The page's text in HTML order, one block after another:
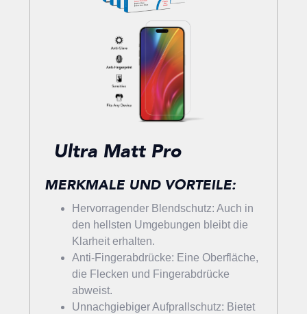
Ultra Matt Pro
MERKMALE UND VORTEILE:
Hervorragender Blendschutz: Auch in
den hellsten Umgebungen bleibt die
Klarheit erhalten.
Anti-Fingerabdrücke: Eine Oberfläche,
die Flecken und Fingerabdrücke
abweist.
Unnachgiebiger Aufprallschutz: Bietet